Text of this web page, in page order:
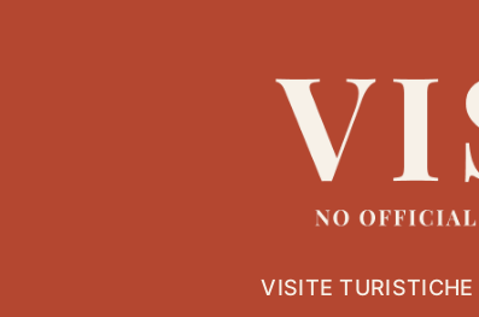
VISITE TURISTICHE